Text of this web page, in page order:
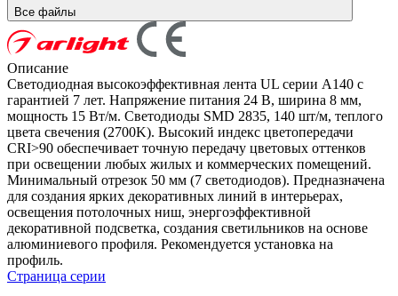
Все файлы
Описание
Светодиодная высокоэффективная лента UL серии A140 с
гарантией 7 лет. Напряжение питания 24 В, ширина 8 мм,
мощность 15 Вт/м. Светодиоды SMD 2835, 140 шт/м, теплого
цвета свечения (2700K). Высокий индекс цветопередачи
CRI>90 обеспечивает точную передачу цветовых оттенков
при освещении любых жилых и коммерческих помещений.
Минимальный отрезок 50 мм (7 светодиодов). Предназначена
для создания ярких декоративных линий в интерьерах,
освещения потолочных ниш, энергоэффективной
декоративной подсветка, создания светильников на основе
алюминиевого профиля. Рекомендуется установка на
профиль.
Страница серии